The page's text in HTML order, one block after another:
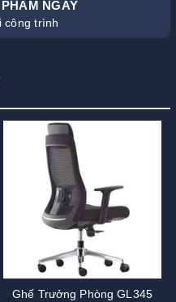
NGAY
công trình
Ghế Trưởng Phòng GL345